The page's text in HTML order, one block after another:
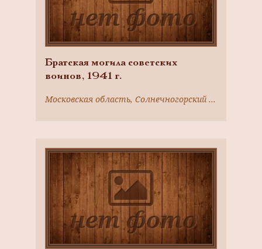
Братская могила советских
воинов, 1941 г.
Московская область, Солнечногорский район, д. Подолино